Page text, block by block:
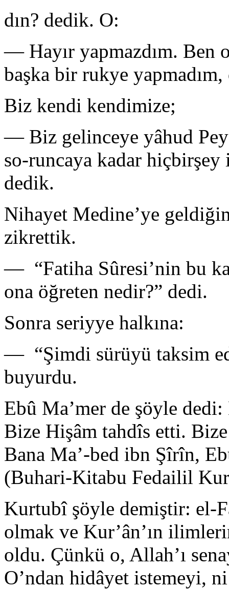
dın? dedik. O:
— Hayır yapmazdım. Ben
başka bir rukye
Biz kendi kendimize;
— Biz gelinceye yâhud
so-runcaya kadar
dedik.
Nihayet Medine’ye
zikrettik.
— “Fatiha Sûresi’nin bu
ona öğreten nedir?” dedi.
Sonra seriyye halkına:
— “Şimdi sürüyü taksim
buyurdu.
Ebû Ma’mer de şöyle
Bize Hişâm tahdîs etti.
Bana Ma’-bed ibn Şîrîn,
(Buhari-Kitabu Fedailil
Kurtubî şöyle demiştir: el-
olmak ve Kur’ân’ın
oldu. Çünkü o, Allah’ı
O’ndan hidâyet istemeyi,